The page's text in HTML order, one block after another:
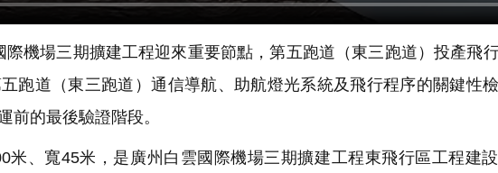
機場三期擴建工程迎來重要節點，第五跑道（東三跑道）投產飛
跑道（東三跑道）通信導航、助航燈光系統及飛行程序的關鍵性
前的最後驗證階段。
、寬45米，是廣州白雲國際機場三期擴建工程東飛行區工程建